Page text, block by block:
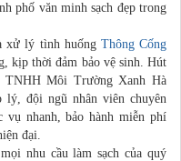
phố văn minh sạch đẹp trong
xử lý tình huống Thông Cống
kịp thời đảm bảo vệ sinh. Hút
TNHH Môi Trường Xanh Hà
lý, đội ngũ nhân viên chuyên
vụ nhanh, bảo hành miễn phí
đại.
nhu cầu làm sạch của quý